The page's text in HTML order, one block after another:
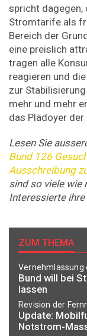
spricht dagegen,
Stromtarife als
Bereich der
eine preislich
tragen alle
reagieren und
zur
mehr und mehr
das Plädoyer
Lesen Sie
Bund 126
Ausschreibung
sind so viele wie
Interessierte
ZUM THEMA
Bund will bei
lassen
Revision der
Update:
Notstrom-